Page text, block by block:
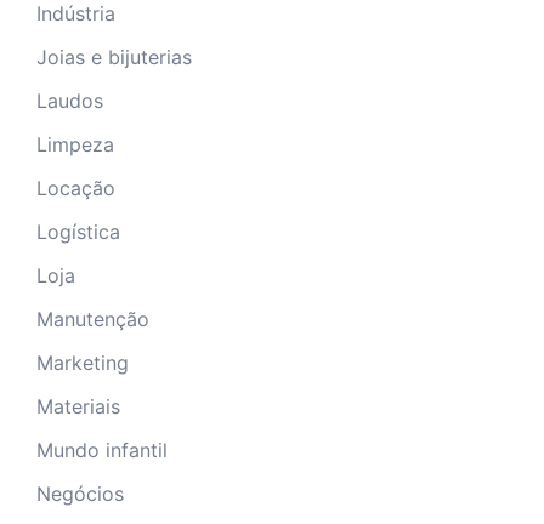
Indústria
Joias e bijuterias
Laudos
Limpeza
Locação
Logística
Loja
Manutenção
Marketing
Materiais
Mundo infantil
Negócios